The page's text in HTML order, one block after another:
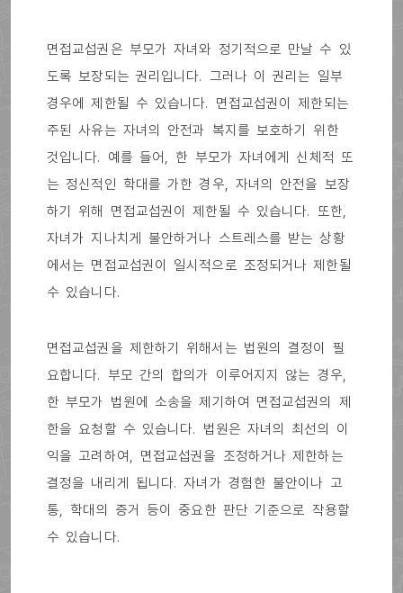
면접교섭권은 부모가 자녀와 정기적으로 만날 수 있
도록 보장되는 권리입니다. 그러나 이 권리는 일부
경우에 제한될 수 있습니다. 면접교섭권이 제한되는
주된 사유는 자녀의 안전과 복지를 보호하기 위한
것입니다. 예를 들어, 한 부모가 자녀에게 신체적 또
는 정신적인 학대를 가한 경우, 자녀의 안전을 보장
하기 위해 면접교섭권이 제한될 수 있습니다. 또한,
자녀가 지나치게 불안하거나 스트레스를 받는 상황
에서는 면접교섭권이 일시적으로 조정되거나 제한될
수 있습니다.
면접교섭권을 제한하기 위해서는 법원의 결정이 필
요합니다. 부모 간의 합의가 이루어지지 않는 경우,
한 부모가 법원에 소송을 제기하여 면접교섭권의 제
한을 요청할 수 있습니다. 법원은 자녀의 최선의 이
익을 고려하여, 면접교섭권을 조정하거나 제한하는
결정을 내리게 됩니다. 자녀가 경험한 불안이나 고
통, 학대의 증거 등이 중요한 판단 기준으로 작용할
수 있습니다.